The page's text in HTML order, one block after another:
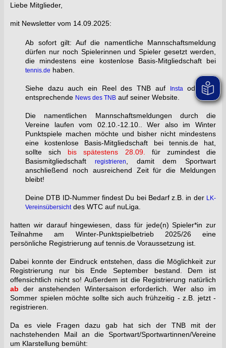
Liebe Mitglieder,‍
mit Newsletter vom 14.09.2025:
Ab sofort gilt: Auf die namentliche Mannschaftsmeldung
dürfen nur noch Spielerinnen und Spieler gesetzt werden,
die mindestens eine kostenlose Basis-Mitgliedschaft bei
tennis.de haben.‍
Siehe dazu auch ein Reel des TNB auf Insta oder die
entsprechende News des TNB auf seiner Website.
Die namentlichen Mannschaftsmeldungen durch die
Vereine laufen vom 02.10.-12.10.. Wer also im Winter
Punktspiele machen möchte und bisher nicht mindestens
eine kostenlose Basis-Mitgliedschaft bei tennis.de hat,
sollte sich bis spätestens 28.09.
für zumindest die
Basismitgliedschaft registrieren
, damit dem Sportwart
anschließend noch ausreichend Zeit für die Meldungen
bleibt!
Deine DTB ID-Nummer findest Du bei Bedarf z.B. in der LK-
Vereinsübersichtdes WTC auf nuLiga.
hatten wir darauf hingewiesen, dass für jede(n) Spieler*in zur
Teilnahme am Winter-Punktspielbetrieb 2025/26 eine
persönliche Registrierung auf tennis.de Voraussetzung ist.
Dabei konnte der Eindruck entstehen, dass die Möglichkeit zur
Registrierung nur bis Ende September bestand. Dem ist
offensichtlich nicht so! Außerdem ist die Registrierung natürlich
ab der anstehenden Wintersaison erforderlich. Wer also im
Sommer spielen möchte sollte sich auch frühzeitig - z.B. jetzt -
registrieren.
Da es viele Fragen dazu gab hat sich der TNB mit der
nachstehenden Mail an die Sportwart/Sportwartinnen/Vereine
um Klarstellung bemüht: